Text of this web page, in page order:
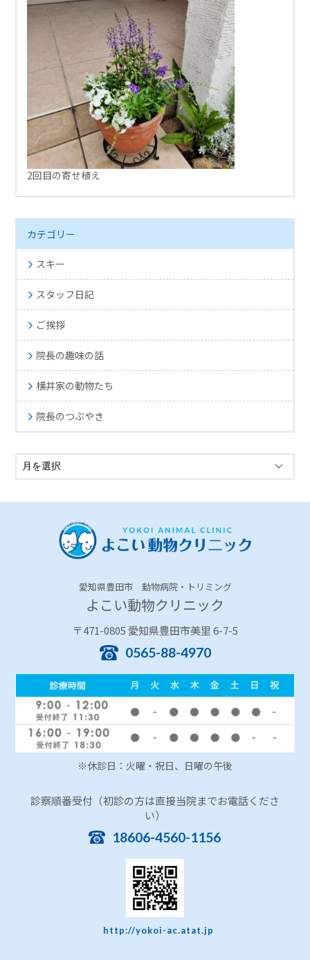
2回目の寄せ植え
カテゴリー
スキー
スタッフ日記
ご挨拶
院長の趣味の話
横井家の動物たち
院長のつぶやき
愛知県豊田市 動物病院・トリミング
よこい動物クリニック
〒471-0805 愛知県豊田市美里 6-7-5
0565-88-4970
※休診日：火曜・祝日、日曜の午後
診察順番受付（初診の方は直接当院までお電話くださ
い）
18606-4560-1156
http://yokoi-ac.atat.jp